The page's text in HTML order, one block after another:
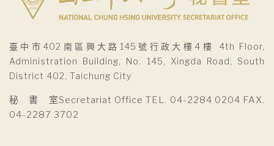
臺中市402南區興大路145號行政大樓4樓 4th Floor,
Administration Building, No. 145, Xingda Road, South
District 402, Taichung City
秘 書 室Secretariat Office TEL. 04-2284 0204 FAX.
04-2287 3702